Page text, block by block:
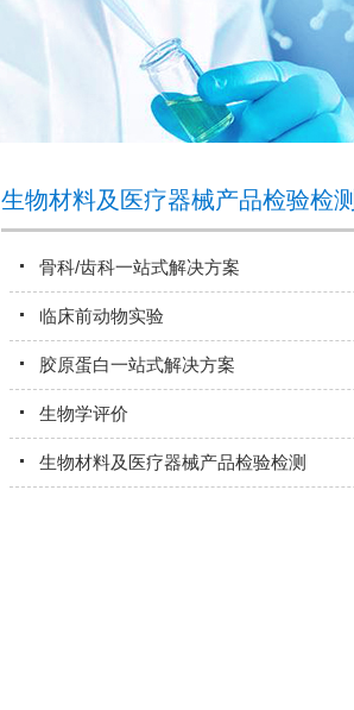
生物材料及医疗器械产品检验检测
骨科/齿科一站式解决方案
临床前动物实验
胶原蛋白一站式解决方案
生物学评价
生物材料及医疗器械产品检验检测